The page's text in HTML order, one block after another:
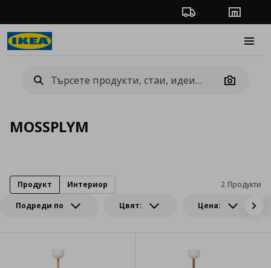
Проследяване на
Camera
MOSSPLYM
Подреди по Цвят: Цена:
2 Продукти
Продукт Интериор